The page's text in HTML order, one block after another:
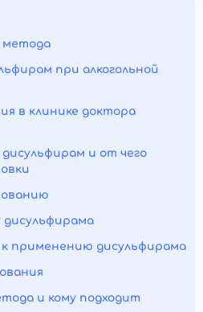
метода
при алкогольной
в клинике доктора
и от чего
применению дисульфирама
и кому подходит